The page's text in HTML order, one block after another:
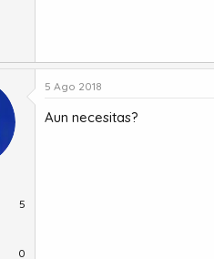
5
0
5 Ago 2018
Aun necesitas?